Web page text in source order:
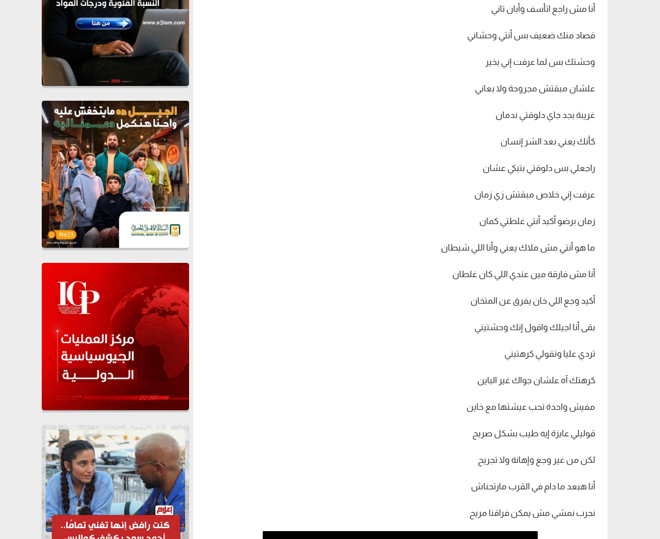
أنا مش راجع اتأسف وأبان تاني
قصاد منك ضعيف بس أنتي وحشاني
وحشتك بس لما عرفت إني بخير
علشان مبقتش مجروحة ولا بعاني
غريبة بجد جاي دلوقتي ندمان
كأنك يعني بعد الشر إنسان
راجعلي بس دلوقتي بتبكي عشان
عرفت إني خلاص مبقتش زي زمان
زمان برضو أكيد أنتي غلطتي كمان
ما هو أنتي مش ملاك يعني وأنا اللي شيطان
أنا مش فارقة مين عندي اللي كان غلطان
أكيد وجع اللي خان يفرق عن المتخان
بقى أنا اجيلك واقول إنك وحشتيني
تردي عليا وتقولي كرهتيني
كرهتك آه علشان جواك غير الباين
مفيش واحدة تحب عيشتها مع خاين
قوليلي عايزة إيه طيب بشكل صريح
لكن من غير وجع وإهانة ولا تجريح
أنا هبعد ما دام في القرب مارتحناش
نجرب نمشي مش يمكن فراقنا مريح